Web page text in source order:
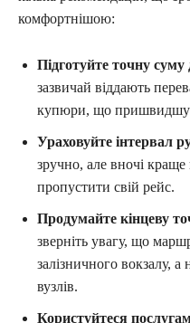
комфортнішою:
Підготуйте точну суму
зазвичай віддають
купюри, що
Ураховуйте інтервал
зручно, але вночі
пропустити свій рейс.
Продумайте кінцеву
зверніть увагу, що
залізничного вокзалу,
вузлів.
Користуйтеся